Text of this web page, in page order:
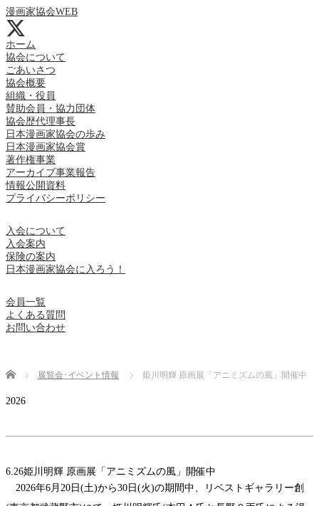
漫画家協会WEB
ホーム
協会について
ごあいさつ
協会概要
組織・役員
賛助会員・協力団体
協会歴代理事長
日本漫画家協会の歩み
日本漫画家協会賞
著作権事業
アーカイブ事業報告
情報公開資料
プライバシーポリシー
入会について
入会案内
保険の案内
日本漫画家協会に入ろう！
会員一覧
よくある質問
お問い合わせ
Home 展覧会･イベント情報 姫川明輝 原画展「アニミズムの風」開催中
2026
6.26姫川明輝 原画展「アニミズムの風」開催中
2026年6月20日(土)から30日(火)の期間中、リベストギャラリー創